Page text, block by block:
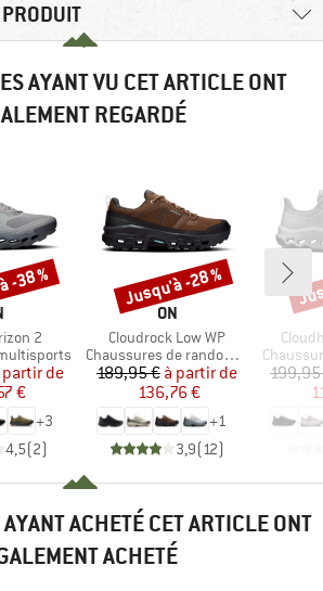
AYANT VU CET ARTICLE ONT
REGARDÉ
2
réduit
partir de
€
+3
4,5(2)
38 %
MARQUE
ON
Article
Cloudrock Low WP
Product group
Chaussures de randonnée
Prix
189,95 € Prix réduit
à partir de
136,76 €
+1
3,9(12)
Remise
Jusqu'à -28 %
Article
Product
ACHETÉ CET ARTICLE ONT
ACHETÉ